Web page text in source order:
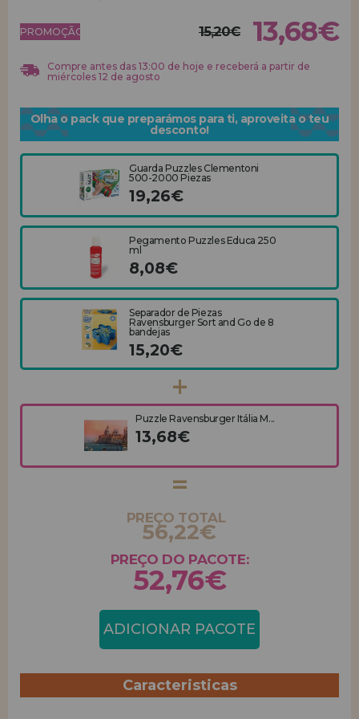
REGISTRO DE REVENDEDOR
PROMOÇÃO! 15,20€ 13,68€
Compre antes das 13:00 de hoje e receberá a partir de
miércoles 12 de agosto
Olha o pack que preparámos para ti, aproveita o teu
desconto!
Guarda Puzzles Clementoni
500-2000 Piezas
19,26€
Pegamento Puzzles Educa 250
ml
8,08€
Separador de Piezas
Ravensburger Sort and Go de 8
bandejas
15,20€
Puzzle Ravensburger Itália M...
13,68€
PREÇO TOTAL
56,22€
PREÇO DO PACOTE:
52,76€
ADICIONAR PACOTE
Caracteristicas